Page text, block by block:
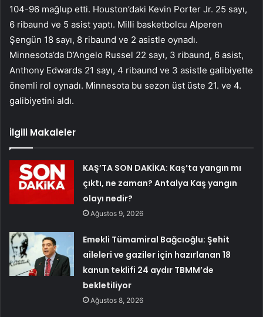
104-96 mağlup etti. Houston’daki Kevin Porter Jr. 25 sayı,
6 ribaund ve 5 asist yaptı. Milli basketbolcu Alperen
Şengün 18 sayı, 8 ribaund ve 2 asistle oynadı.
Minnesota’da D’Angelo Russel 22 sayı, 3 ribaund, 6 asist,
Anthony Edwards 21 sayı, 4 ribaund ve 3 asistle galibiyette
önemli rol oynadı. Minnesota bu sezon üst üste 21. ve 4.
galibiyetini aldı.
İlgili Makaleler
KAŞ’TA SON DAKİKA: Kaş’ta yangın mı
çıktı, ne zaman? Antalya Kaş yangın
olayı nedir?
Ağustos 9, 2026
Emekli Tümamiral Bağcıoğlu: Şehit
aileleri ve gaziler için hazırlanan 18
kanun teklifi 24 aydır TBMM’de
bekletiliyor
Ağustos 8, 2026